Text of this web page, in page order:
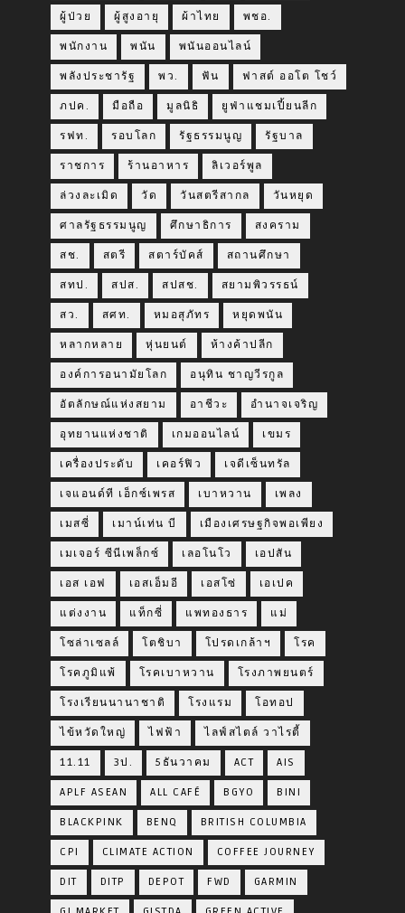
ผู้ป่วย ผู้สูงอายุ ผ้าไทย พชอ.
พนักงาน พนัน พนันออนไลน์
พลังประชารัฐ พว. ฟัน ฟาสต์ ออโต โชว์
ภปค. มือถือ มูลนิธิ ยูฟ่าแชมเปี้ยนลีก
รฟท. รอบโลก รัฐธรรมนูญ รัฐบาล
ราชการ ร้านอาหาร ลิเวอร์พูล
ล่วงละเมิด วัด วันสตรีสากล วันหยุด
ศาลรัฐธรรมนูญ ศึกษาธิการ สงคราม
สช. สตรี สตาร์บัคส์ สถานศึกษา
สทป. สปส. สปสช. สยามพิวรรธน์
สว. สศท. หมอสุภัทร หยุดพนัน
หลากหลาย หุ่นยนต์ ห้างค้าปลีก
องค์การอนามัยโลก อนุทิน ชาญวีรกูล
อัตลักษณ์แห่งสยาม อาชีวะ อำนาจเจริญ
อุทยานแห่งชาติ เกมออนไลน์ เขมร
เครื่องประดับ เคอร์ฟิว เจดีเซ็นทรัล
เจแอนด์ที เอ็กซ์เพรส เบาหวาน เพลง
เมสซี่ เมาน์เท่น บี เมืองเศรษฐกิจพอเพียง
เมเจอร์ ซีนีเพล็กซ์ เลอโนโว เอปสัน
เอส เอฟ เอสเอ็มอี เอสโซ่ เอเปค
แต่งงาน แท็กซี่ แพทองธาร แม่
โซล่าเซลล์ โตชิบา โปรดเกล้าฯ โรค
โรคภูมิแพ้ โรคเบาหวาน โรงภาพยนตร์
โรงเรียนนานาชาติ โรงแรม โอทอป
ไข้หวัดใหญ่ ไฟฟ้า ไลฟ์สไตล์ วาไรตี้
11.11 3ป. 5ธันวาคม ACT AIS
APLF ASEAN ALL CAFÉ BGYO BINI
BLACKPINK BENQ BRITISH COLUMBIA
CPI CLIMATE ACTION COFFEE JOURNEY
DIT DITP DEPOT FWD GARMIN